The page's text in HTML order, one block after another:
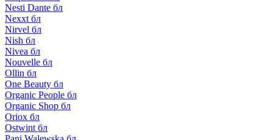
Nesti Dante бл
Nexxt бл
Nirvel бл
Nish бл
Nivea бл
Nouvelle бл
Ollin бл
One Beauty бл
Organic People бл
Organic Shop бл
Oriox бл
Ostwint бл